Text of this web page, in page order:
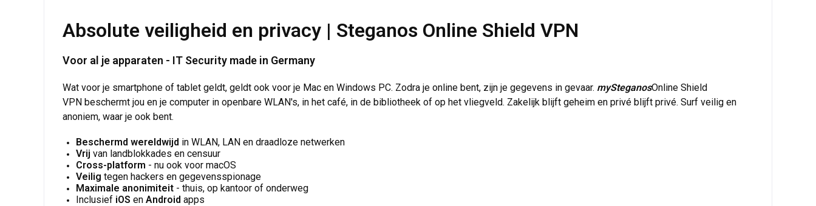
Absolute veiligheid en privacy | Steganos Online Shield VPN
Voor al je apparaten - IT Security made in Germany
Wat voor je smartphone of tablet geldt, geldt ook voor je Mac en Windows PC. Zodra je online bent, zijn je gegevens in gevaar. mySteganosOnline Shield
VPN beschermt jou en je computer in openbare WLAN's, in het café, in de bibliotheek of op het vliegveld. Zakelijk blijft geheim en privé blijft privé. Surf veilig en
anoniem, waar je ook bent.
Beschermd wereldwijd in WLAN, LAN en draadloze netwerken
Vrij van landblokkades en censuur
Cross-platform - nu ook voor macOS
Veilig tegen hackers en gegevensspionage
Maximale anonimiteit - thuis, op kantoor of onderweg
Inclusief iOS en Android apps